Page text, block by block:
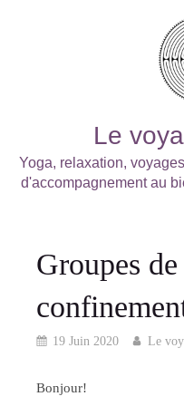
Le
Yoga, relaxation,
d'accompagnement au
Groupes
19 Juin 2020 Le
Bonjour!